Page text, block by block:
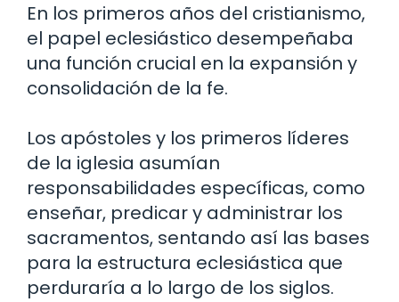
En los primeros años del cristianismo,
el papel eclesiástico desempeñaba
una función crucial en la expansión y
consolidación de la fe.
Los apóstoles y los primeros líderes
de la iglesia asumían
responsabilidades específicas, como
enseñar, predicar y administrar los
sacramentos, sentando así las bases
para la estructura eclesiástica que
perduraría a lo largo de los siglos.